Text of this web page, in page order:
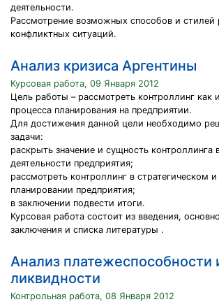
деятельности.
Рассмотрение возможных способов и стилей
конфликтных ситуаций.
Анализ кризиса Аргентины
Курсовая работа, 09 Января 2012
Цель работы – рассмотреть контроллинг как
процесса планирования на предприятии.
Для достижения данной цели необходимо
задачи:
раскрыть значение и сущность контроллинга
деятельности предприятия;
рассмотреть контроллинг в стратегическом
планировании предприятия;
в заключении подвести итоги.
Курсовая работа состоит из введения,
заключения и списка литературы .
Анализ платежеспособности
ликвидности
Контрольная работа, 08 Января 2012